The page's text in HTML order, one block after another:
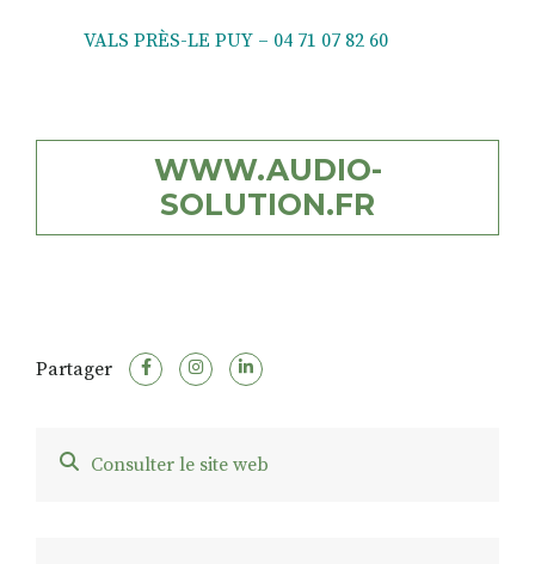
VALS PRÈS-LE PUY – 04 71 07 82 60
WWW.AUDIO-
SOLUTION.FR
Partager
Consulter le site web